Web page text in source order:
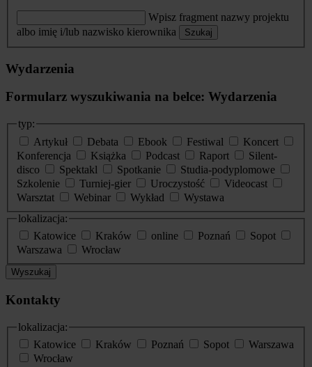
Wpisz fragment nazwy projektu
albo imię i/lub nazwisko kierownika
Szukaj
Wydarzenia
Formularz wyszukiwania na belce: Wydarzenia
typ:
Artykuł
Debata Ebook Festiwal
Koncert
Konferencja
Książka Podcast Raport
Silent-
disco
Spektakl Spotkanie
Studia-podyplomowe
Szkolenie
Turniej-gier Uroczystość
Videocast
Warsztat
Webinar Wykład
Wystawa
lokalizacja:
Katowice
Kraków online Poznań
Sopot
Warszawa
Wrocław
Wyszukaj
Kontakty
lokalizacja:
Katowice
Kraków Poznań Sopot
Warszawa
Wrocław